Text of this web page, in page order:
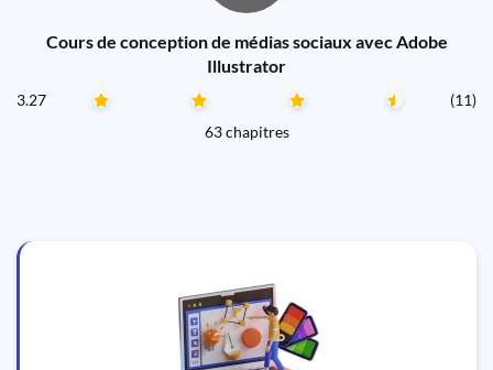
Cours de conception de médias sociaux avec Adobe
Illustrator
3.27
(11)
63 chapitres